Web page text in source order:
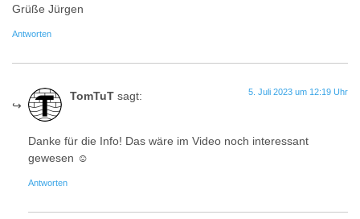
Grüße Jürgen
Antworten
TomTuT sagt: 5. Juli 2023 um 12:19 Uhr
Danke für die Info! Das wäre im Video noch interessant
gewesen ☺️
Antworten